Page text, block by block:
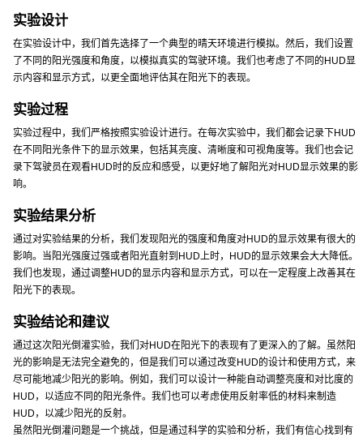
实验设计
在实验设计中，我们首先选择了一个典型的晴天环境进行模拟。然后，我们设置
了不同的阳光强度和角度，以模拟真实的驾驶环境。我们也考虑了不同的HUD显
示内容和显示方式，以更全面地评估其在阳光下的表现。
实验过程
实验过程中，我们严格按照实验设计进行。在每次实验中，我们都会记录下HUD
在不同阳光条件下的显示效果，包括其亮度、清晰度和可视角度等。我们也会记
录下驾驶员在观看HUD时的反应和感受，以更好地了解阳光对HUD显示效果的影
响。
实验结果分析
通过对实验结果的分析，我们发现阳光的强度和角度对HUD的显示效果有很大的
影响。当阳光强度过强或者阳光直射到HUD上时，HUD的显示效果会大大降低。
我们也发现，通过调整HUD的显示内容和显示方式，可以在一定程度上改善其在
阳光下的表现。
实验结论和建议
通过这次阳光倒灌实验，我们对HUD在阳光下的表现有了更深入的了解。虽然阳
光的影响是无法完全避免的，但是我们可以通过改变HUD的设计和使用方式，来
尽可能地减少阳光的影响。例如，我们可以设计一种能自动调整亮度和对比度的
HUD，以适应不同的阳光条件。我们也可以考虑使用反射率低的材料来制造
HUD，以减少阳光的反射。
虽然阳光倒灌问题是一个挑战，但是通过科学的实验和分析，我们有信心找到有